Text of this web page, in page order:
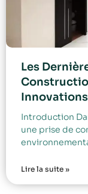
Les
Introduction
une prise de
Lire la suite »